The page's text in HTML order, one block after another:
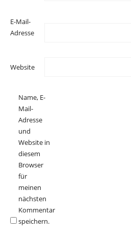
E-Mail-
Adresse
Website
Name, E-
Mail-
Adresse
und
Website in
diesem
Browser
für
meinen
nächsten
Kommentar
speichern.